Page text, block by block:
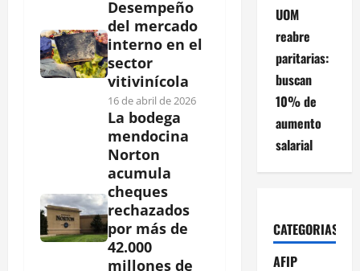
Desempeño
del mercado
interno en el
sector
vitivinícola
16 de abril de 2026
La bodega
mendocina
Norton
acumula
cheques
rechazados
por más de
42.000
millones de
UOM
reabre
paritarias:
buscan
10% de
aumento
salarial
CATEGORIAS
AFIP